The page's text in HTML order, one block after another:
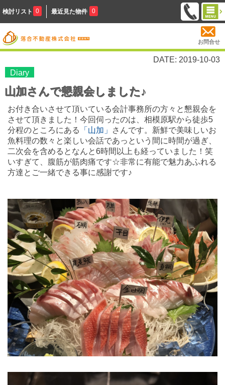
検討リスト 0 最近見た物件 0
お問合せ
DATE: 2019-10-03
Diary
山加さんで懇親会しました♪
お付き合いさせて頂いている会計事務所の方々と懇親会を
させて頂きました！今回伺ったのは、相模原駅から徒歩5
分程のところにある
「山加」
さんです。新鮮で美味しいお
魚料理の数々と楽しい会話であっという間に時間が過ぎ、
二次会を含めるとなんと6時間以上も経っていました！笑
いすぎて、腹筋が筋肉痛です☆非常に有能で魅力あふれる
方達とご一緒できる事に感謝です♪